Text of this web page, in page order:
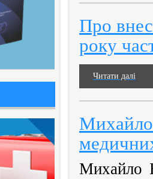
Про
року
Читати далі
Михайло